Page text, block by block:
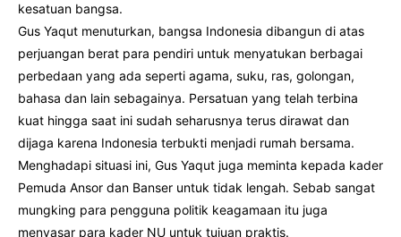
kesatuan bangsa.
Gus Yaqut menuturkan, bangsa Indonesia dibangun di atas
perjuangan berat para pendiri untuk menyatukan berbagai
perbedaan yang ada seperti agama, suku, ras, golongan,
bahasa dan lain sebagainya. Persatuan yang telah terbina
kuat hingga saat ini sudah seharusnya terus dirawat dan
dijaga karena Indonesia terbukti menjadi rumah bersama.
Menghadapi situasi ini, Gus Yaqut juga meminta kepada kader
Pemuda Ansor dan Banser untuk tidak lengah. Sebab sangat
mungking para pengguna politik keagamaan itu juga
menyasar para kader NU untuk tujuan praktis.